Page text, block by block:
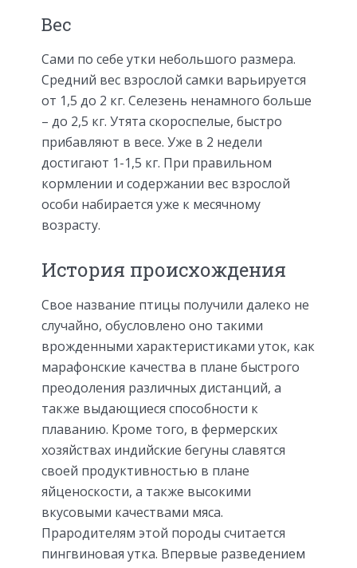
Вес
Сами по себе утки небольшого размера.
Средний вес взрослой самки варьируется
от 1,5 до 2 кг. Селезень ненамного больше
– до 2,5 кг. Утята скороспелые, быстро
прибавляют в весе. Уже в 2 недели
достигают 1-1,5 кг. При правильном
кормлении и содержании вес взрослой
особи набирается уже к месячному
возрасту.
История происхождения
Свое название птицы получили далеко не
случайно, обусловлено оно такими
врожденными характеристиками уток, как
марафонские качества в плане быстрого
преодоления различных дистанций, а
также выдающиеся способности к
плаванию. Кроме того, в фермерских
хозяйствах индийские бегуны славятся
своей продуктивностью в плане
яйценоскости, а также высокими
вкусовыми качествами мяса.
Прародителям этой породы считается
пингвиновая утка. Впервые разведением